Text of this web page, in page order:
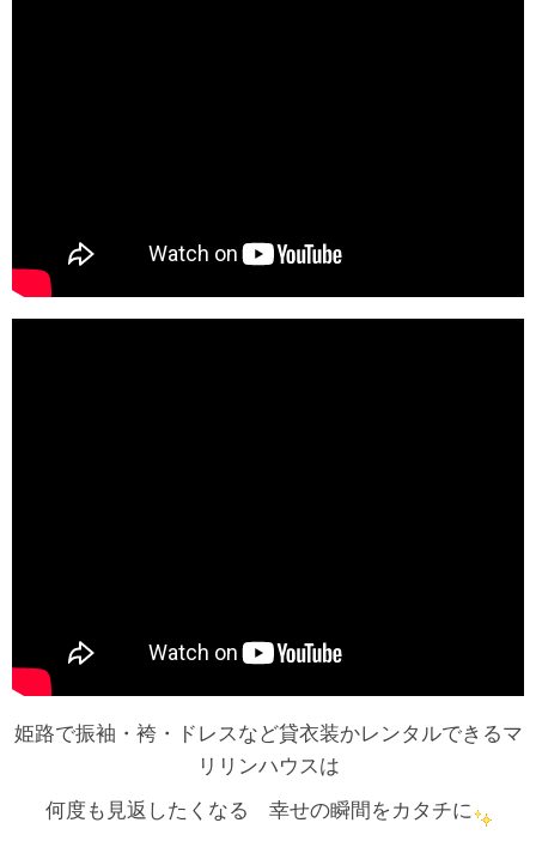
姫路で振袖・袴・ドレスなど貸衣装かレンタルできるマ
リリンハウスは
何度も見返したくなる 幸せの瞬間をカタチに